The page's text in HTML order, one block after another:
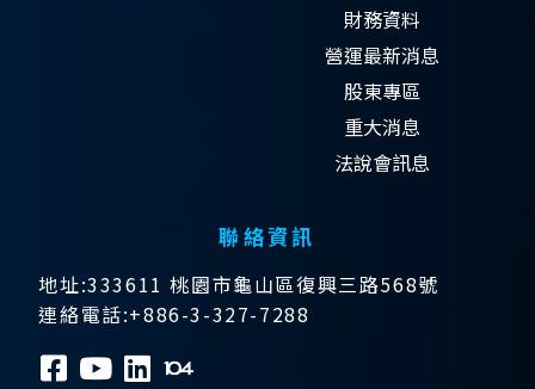
財務資料
營運最新消息
股東專區
重大消息
法說會訊息
聯絡資訊
地址:333611 桃園市龜山區復興三路568號
連絡電話:+886-3-327-7288